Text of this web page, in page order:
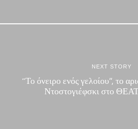
NEXT STORY
“Το όνειρο ενός γελοίου”, το
Ντοστογιέφσκι στο